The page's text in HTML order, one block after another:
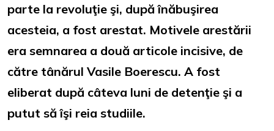
parte la revoluţie şi, după înăbuşirea
acesteia, a fost arestat. Motivele arestării
era semnarea a două articole incisive, de
către tânărul Vasile Boerescu. A fost
eliberat după câteva luni de detenţie şi a
putut să îşi reia studiile.